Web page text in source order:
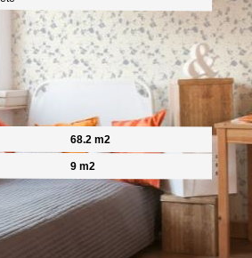
68.2 m2
9 m2